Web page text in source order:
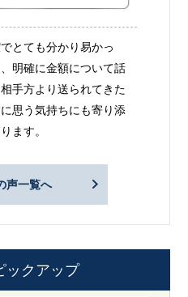
とても分かり易かっ
明確に金額について話
手方より送られてきた
思う気持ちにも寄り添
ます。
声一覧へ
ックアップ